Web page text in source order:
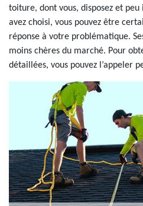
toiture, dont vous, disposez et
avez choisi, vous pouvez être
réponse à votre problématique.
moins chères du marché. Pour
détaillées, vous pouvez l’appeler